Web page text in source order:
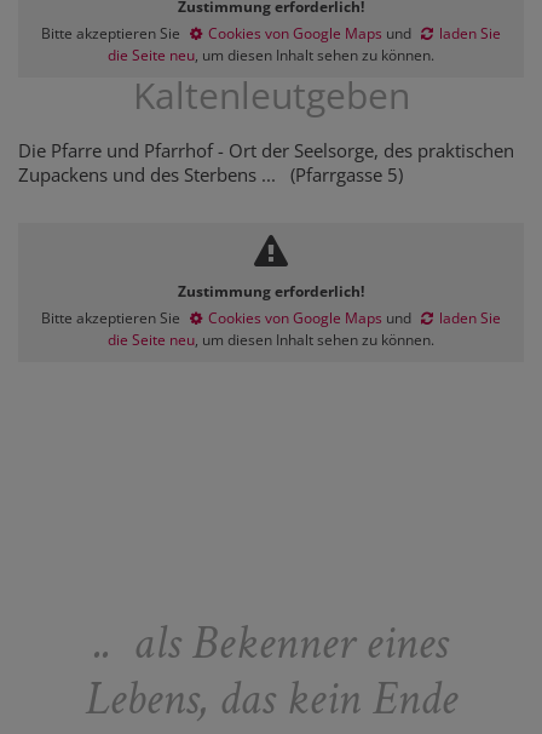
Zustimmung erforderlich!
Bitte akzeptieren Sie
Cookies von Google Maps und
laden Sie
die Seite neu, um diesen Inhalt sehen zu können.
Kaltenleutgeben
Die Pfarre und Pfarrhof - Ort der Seelsorge, des praktischen
Zupackens und des Sterbens ... (Pfarrgasse 5)
Zustimmung erforderlich!
Bitte akzeptieren Sie
Cookies von Google Maps und
laden Sie
die Seite neu, um diesen Inhalt sehen zu können.
.. als Bekenner eines
Lebens, das kein Ende